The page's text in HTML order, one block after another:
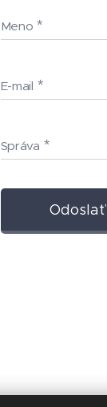
Meno
E-mail
Správa
Odoslať